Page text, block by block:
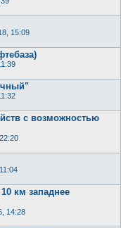
15:09
с возможностью
км западнее
14:28